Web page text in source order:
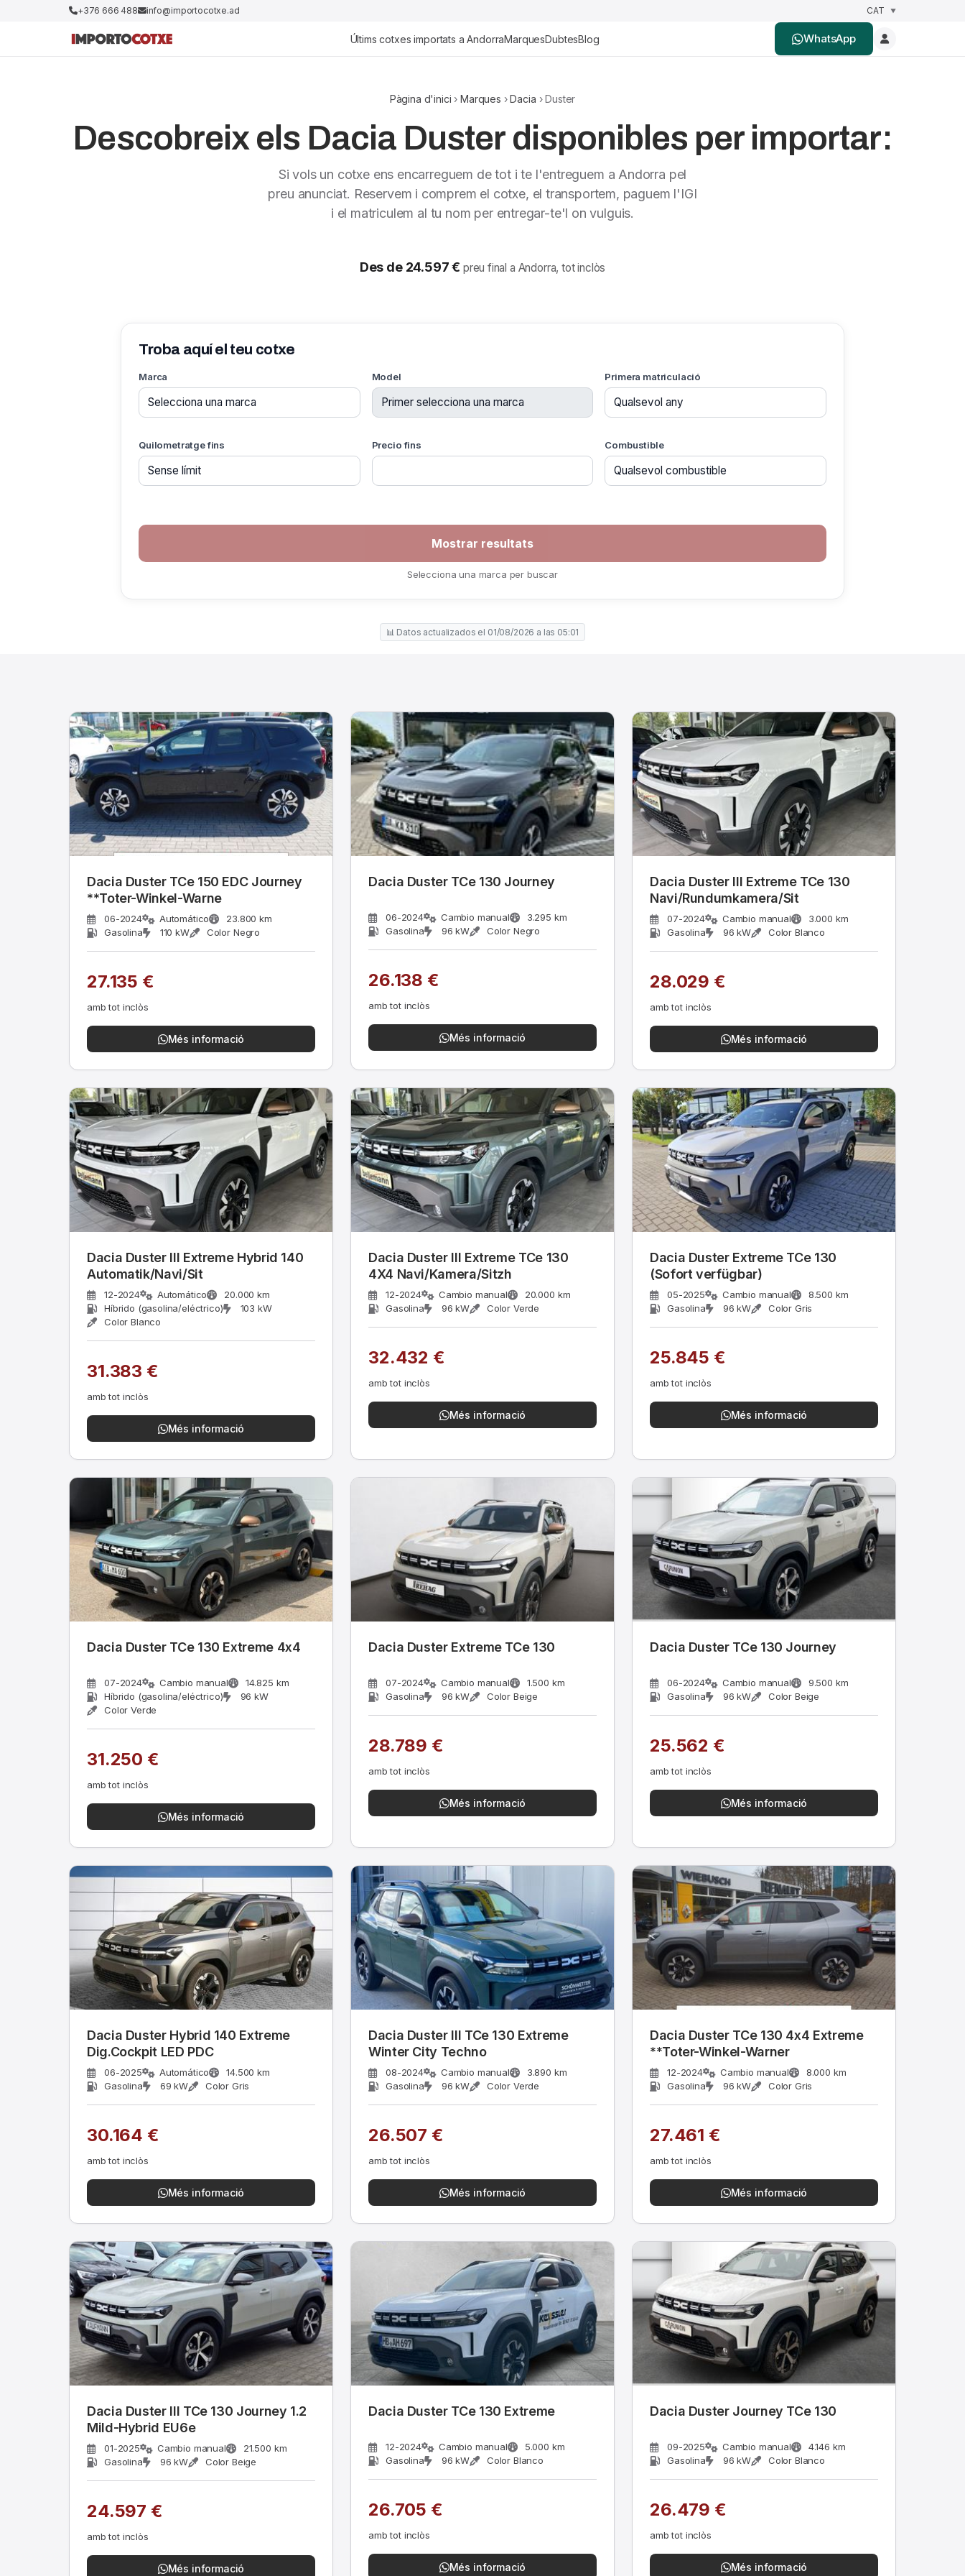
+376 666 488 info@importocotxe.ad
Últims cotxes importats a AndorraMarquesDubtesBlog WhatsApp
Pàgina d'inici ›Marques ›Dacia › Duster
Descobreix els Dacia Duster disponibles per importar:
Si vols un cotxe ens encarreguem de tot i te l'entreguem a Andorra pel
preu anunciat. Reservem i comprem el cotxe, el transportem, paguem l'IGI
i el matriculem al tu nom per entregar-te'l on vulguis.
Des de 24.597 € preu final a Andorra, tot inclòs
Troba aquí el teu cotxe
Marca Model Primera matriculació
Quilometratge fins Precio fins Combustible
Selecciona una marca per buscar
📊 Datos actualizados el 01/08/2026 a las 05:01
Dacia Duster TCe 150 EDC Journey
**Toter-Winkel-Warne
06-2024 Automático
23.800 km
Gasolina
110 kW Color Negro
27.135 €
amb tot inclòs
Més informació
Dacia Duster TCe 130 Journey
06-2024 Cambio manual
3.295 km
Gasolina
96 kW Color Negro
26.138 €
amb tot inclòs
Més informació
Dacia Duster III Extreme TCe 130
Navi/Rundumkamera/Sit
07-2024 Cambio manual
3.000 km
Gasolina
96 kW Color Blanco
28.029 €
amb tot inclòs
Més informació
Dacia Duster III Extreme Hybrid 140
Automatik/Navi/Sit
12-2024 Automático
20.000 km
Híbrido (gasolina/eléctrico)
103 kW
Color Blanco
31.383 €
amb tot inclòs
Més informació
Dacia Duster III Extreme TCe 130
4X4 Navi/Kamera/Sitzh
12-2024 Cambio manual
20.000 km
Gasolina
96 kW Color Verde
32.432 €
amb tot inclòs
Més informació
Dacia Duster Extreme TCe 130
(Sofort verfügbar)
05-2025 Cambio manual
8.500 km
Gasolina
96 kW Color Gris
25.845 €
amb tot inclòs
Més informació
Dacia Duster TCe 130 Extreme 4x4
07-2024 Cambio manual
14.825 km
Híbrido (gasolina/eléctrico)
96 kW
Color Verde
31.250 €
amb tot inclòs
Més informació
Dacia Duster Extreme TCe 130
07-2024 Cambio manual
1.500 km
Gasolina
96 kW Color Beige
28.789 €
amb tot inclòs
Més informació
Dacia Duster TCe 130 Journey
06-2024 Cambio manual
9.500 km
Gasolina
96 kW Color Beige
25.562 €
amb tot inclòs
Més informació
Dacia Duster Hybrid 140 Extreme
Dig.Cockpit LED PDC
06-2025 Automático
14.500 km
Gasolina
69 kW Color Gris
30.164 €
amb tot inclòs
Més informació
Dacia Duster III TCe 130 Extreme
Winter City Techno
08-2024 Cambio manual
3.890 km
Gasolina
96 kW Color Verde
26.507 €
amb tot inclòs
Més informació
Dacia Duster TCe 130 4x4 Extreme
**Toter-Winkel-Warner
12-2024 Cambio manual
8.000 km
Gasolina
96 kW Color Gris
27.461 €
amb tot inclòs
Més informació
Dacia Duster III TCe 130 Journey 1.2
Mild-Hybrid EU6e
01-2025 Cambio manual
21.500 km
Gasolina
96 kW Color Beige
24.597 €
amb tot inclòs
Més informació
Dacia Duster TCe 130 Extreme
12-2024 Cambio manual
5.000 km
Gasolina
96 kW Color Blanco
26.705 €
amb tot inclòs
Més informació
Dacia Duster Journey TCe 130
09-2025 Cambio manual
4.146 km
Gasolina
96 kW Color Blanco
26.479 €
amb tot inclòs
Més informació